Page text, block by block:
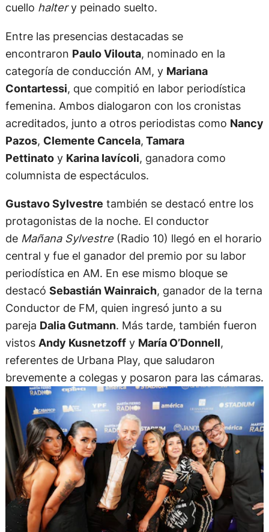
cuello haltery peinado suelto.
Entre las presencias destacadas se
encontraron Paulo Vilouta, nominado en la
categoría de conducción AM, y Mariana
Contartessi, que compitió en labor periodística
femenina. Ambos dialogaron con los cronistas
acreditados, junto a otros periodistas como Nancy
Pazos, Clemente Cancela, Tamara
Pettinatoy Karina Iavícoli, ganadora como
columnista de espectáculos.
Gustavo Sylvestre también se destacó entre los
protagonistas de la noche. El conductor
de Mañana Sylvestre(Radio 10) llegó en el horario
central y fue el ganador del premio por su labor
periodística en AM. En ese mismo bloque se
destacó Sebastián Wainraich, ganador de la terna
Conductor de FM, quien ingresó junto a su
pareja Dalia Gutmann. Más tarde, también fueron
vistos Andy Kusnetzoffy María O’Donnell,
referentes de Urbana Play, que saludaron
brevemente a colegas y posaron para las cámaras.